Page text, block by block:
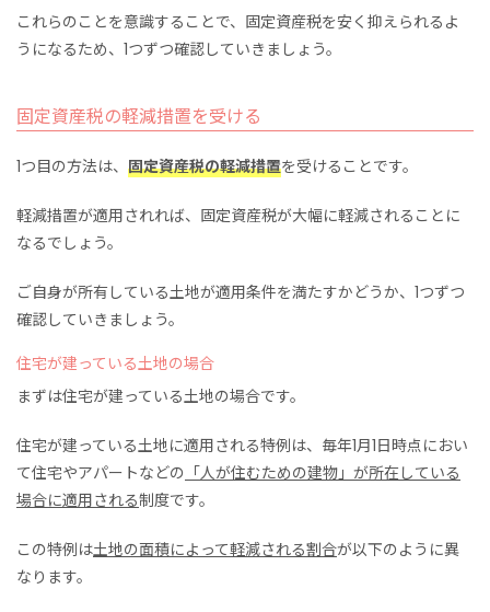
これらのことを意識することで、固定資産税を安く抑えられるよ
うになるため、1つずつ確認していきましょう。
固定資産税の軽減措置を受ける
1つ目の方法は、 固定資産税の軽減措置を受けることです。
軽減措置が適用されれば、固定資産税が大幅に軽減されることに
なるでしょう。
ご自身が所有している土地が適用条件を満たすかどうか、1つずつ
確認していきましょう。
住宅が建っている土地の場合
まずは住宅が建っている土地の場合です。
住宅が建っている土地に適用される特例は、毎年1月1日時点におい
て住宅やアパートなどの 「人が住むための建物」が所在している
場合に適用される制度です。
この特例は土地の面積によって軽減される割合が以下のように異
なります。